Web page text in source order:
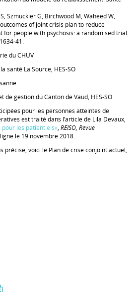
Szmuckler G, Birchwood M, Waheed W,
of joint crisis plan to reduce
for people with psychosis: a randomised trial.
41.
du CHUV
santé La Source, HES-SO
de gestion du Canton de Vaud, HES-SO
pour les personnes atteintes de
est traité dans l’article de Lila Devaux,
les patient·e·s», REISO, Revue
le 19 novembre 2018.
précise, voici le Plan de crise conjoint actuel,